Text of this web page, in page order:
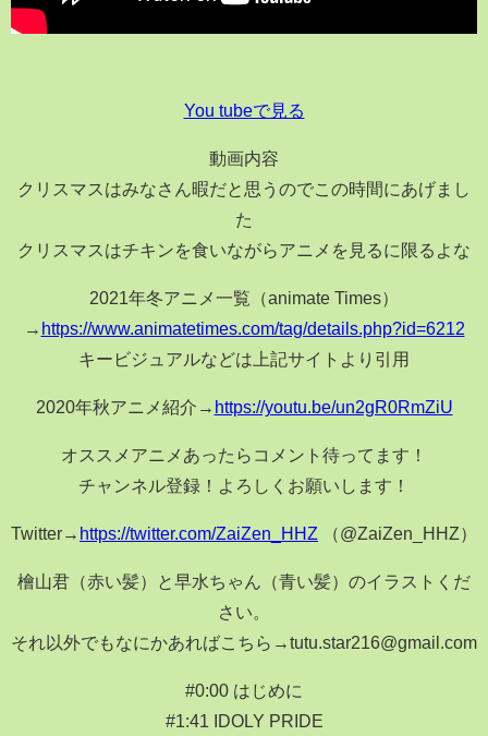
You tubeで見る
動画内容
クリスマスはみなさん暇だと思うのでこの時間にあげまし
た
クリスマスはチキンを食いながらアニメを見るに限るよな
2021年冬アニメ一覧（animate Times）
→ https://www.animatetimes.com/tag/details.php?id=6212
キービジュアルなどは上記サイトより引用
2020年秋アニメ紹介→ https://youtu.be/un2gR0RmZiU
オススメアニメあったらコメント待ってます！
チャンネル登録！よろしくお願いします！
Twitter→ https://twitter.com/ZaiZen_HHZ （@ZaiZen_HHZ）
檜山君（赤い髪）と早水ちゃん（青い髪）のイラストくだ
さい。
それ以外でもなにかあればこちら→tutu.star216@gmail.com
#0:00 はじめに
#1:41 IDOLY PRIDE